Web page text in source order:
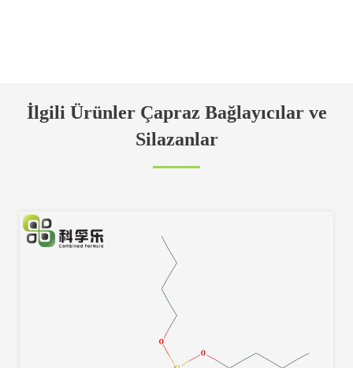
İlgili Ürünler Çapraz Bağlayıcılar ve
Silazanlar